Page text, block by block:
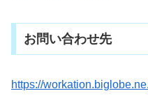
お問い合わせ先
https://